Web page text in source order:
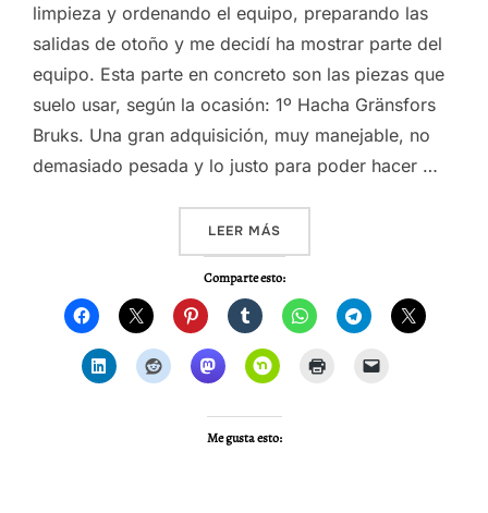
limpieza y ordenando el equipo, preparando las
salidas de otoño y me decidí ha mostrar parte del
equipo. Esta parte en concreto son las piezas que
suelo usar, según la ocasión: 1º Hacha Gränsfors
Bruks. Una gran adquisición, muy manejable, no
demasiado pesada y lo justo para poder hacer …
LEER MÁS«EQUIPO PERSONAL –
Comparte esto:
Me gusta esto: